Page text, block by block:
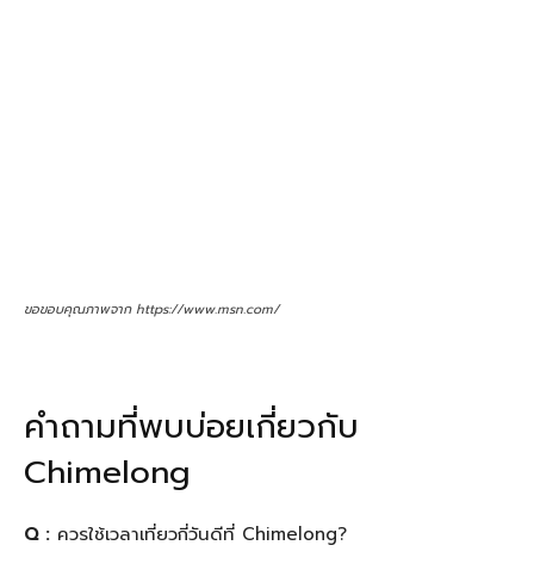
ขอขอบคุณภาพจาก https://www.msn.com/
คำถามที่พบบ่อยเกี่ยวกับ
Chimelong
Q : ควรใช้เวลาเที่ยวกี่วันดีที่ Chimelong?